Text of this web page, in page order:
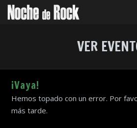
Agenda
Foro
VER
¡Vaya!
Hemos topado con un error. Por
más tarde.